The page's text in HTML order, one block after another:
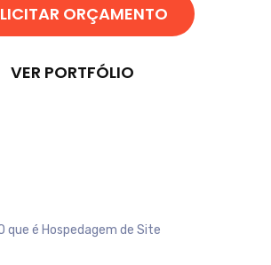
ORÇAMENTO
VER PORTFÓLIO